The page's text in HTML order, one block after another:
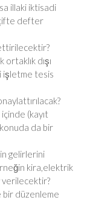
illaki iktisadi
defter
ortaklık dışı
işletme tesis
(kayıt
da bir
gelirlerini
kira,elektrik
verilecektir?
bir düzenleme